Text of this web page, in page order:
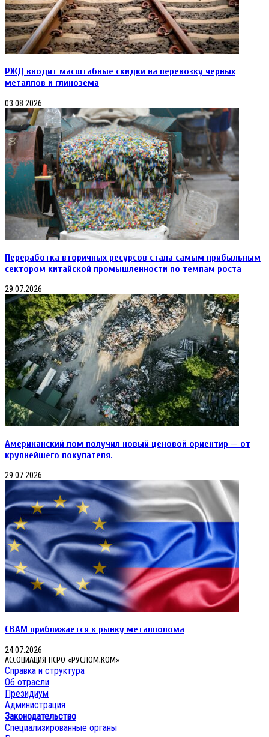
РЖД вводит масштабные скидки на перевозку черных
металлов и глинозема
03.08.2026
Переработка вторичных ресурсов стала самым прибыльным
сектором китайской промышленности по темпам роста
29.07.2026
Американский лом получил новый ценовой ориентир — от
крупнейшего покупателя.
29.07.2026
CBAM приближается к рынку металлолома
24.07.2026
АССОЦИАЦИЯ НСРО «РУСЛОМ.КОМ»
Справка и структура
Об отрасли
Президиум
Администрация
Законодательство
Специализированные органы